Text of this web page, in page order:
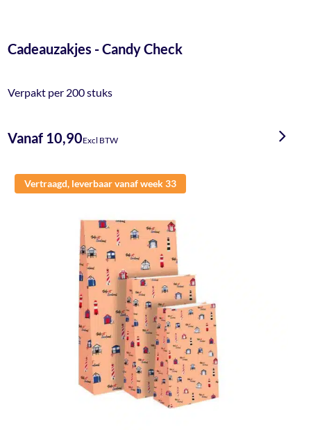
Cadeauzakjes - Candy Check
Verpakt per 200 stuks
Vanaf 10,90Excl BTW
Vertraagd, leverbaar vanaf week 33